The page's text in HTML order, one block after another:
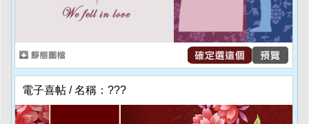
電子喜帖 / 名稱：???